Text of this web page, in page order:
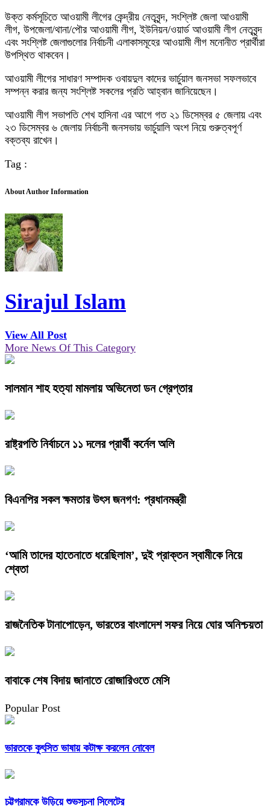
উক্ত কর্মসূচিতে আওয়ামী লীগের কেন্দ্রীয় নেতৃবৃন্দ, সংশ্লিষ্ট জেলা আওয়ামী
লীগ, উপজেলা/থানা/পৌর আওয়ামী লীগ, ইউনিয়ন/ওয়ার্ড আওয়ামী লীগ নেতৃবৃন্দ
এবং সংশ্লিষ্ট জেলাগুলোর নির্বাচনী এলাকাসমূহের আওয়ামী লীগ মনোনীত প্রার্থীরা
উপস্থিত থাকবেন।
আওয়ামী লীগের সাধারণ সম্পাদক ওবায়দুল কাদের ভার্চুয়াল জনসভা সফলভাবে
সম্পন্ন করার জন্য সংশ্লিষ্ট সকলের প্রতি আহ্বান জানিয়েছেন।
আওয়ামী লীগ সভাপতি শেখ হাসিনা এর আগে গত ২১ ডিসেম্বর ৫ জেলায় এবং
২৩ ডিসেম্বর ৬ জেলায় নির্বাচনী জনসভায় ভার্চুয়ালি অংশ নিয়ে গুরুত্বপূর্ণ
বক্তব্য রাখেন।
Tag :
About Author Information
Sirajul Islam
View All Post
More News Of This Category
সালমান শাহ হত্যা মামলায় অভিনেতা ডন গ্রেপ্তার
রাষ্ট্রপতি নির্বাচনে ১১ দলের প্রার্থী কর্নেল অলি
বিএনপির সকল ক্ষমতার উৎস জনগণ: প্রধানমন্ত্রী
‘আমি তাদের হাতেনাতে ধরেছিলাম’, দুই প্রাক্তন স্বামীকে নিয়ে
শ্বেতা
রাজনৈতিক টানাপোড়েন, ভারতের বাংলাদেশ সফর নিয়ে ঘোর অনিশ্চয়তা
বাবাকে শেষ বিদায় জানাতে রোজারিওতে মেসি
Popular Post
ভারতকে কুৎসিত ভাষায় কটাক্ষ করলেন নোবেল
চট্টগ্রামকে উড়িয়ে শুভসূচনা সিলেটের